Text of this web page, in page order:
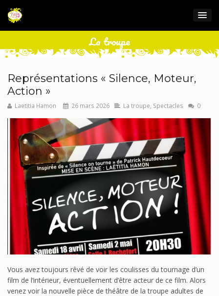
La troupe
Représentations « Silence, Moteur,
Action »
Laetitia Hamon 26 mars 2026 La troupe Spectacles 0
Vous avez toujours rêvé de voir les coulisses du tournage d’un
film de l’intérieur, éventuellement d’être acteur de ce film. Alors
venez voir la nouvelle pièce de théâtre de la troupe adultes de